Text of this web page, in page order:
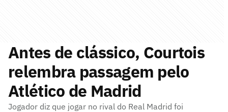
Antes de clássico, Courtois
relembra passagem pelo
Atlético de Madrid
Jogador diz que jogar no rival do Real Madrid foi